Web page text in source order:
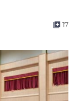
17